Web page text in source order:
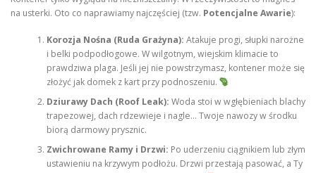
na usterki. Oto co naprawiamy najczęściej (tzw. Potencjalne Awarie):
Korozja Nośna (Ruda Grażyna): Atakuje progi, słupki narożne
i belki podpodłogowe. W wilgotnym, wiejskim klimacie to
prawdziwa plaga. Jeśli jej nie powstrzymasz, kontener może się
złożyć jak domek z kart przy podnoszeniu.
Dziurawy Dach (Roof Leak): Woda stoi w wgłębieniach blachy
trapezowej, dach rdzewieje i nagle… Twoje nawozy w środku
biorą darmowy prysznic.
Zwichrowane Ramy i Drzwi: Po uderzeniu ciągnikiem lub złym
ustawieniu na krzywym podłożu. Drzwi przestają pasować, a Ty